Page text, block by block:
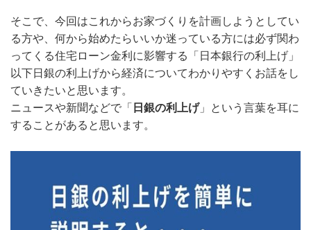
そこで、今回はこれからお家づくりを計画しようとしてい
る方や、何から始めたらいいか迷っている方には必ず関わ
ってくる住宅ローン金利に影響する「日本銀行の利上げ」
以下日銀の利上げから経済についてわかりやすくお話をし
ていきたいと思います。
ニュースや新聞などで「 日銀の利上げ」という言葉を耳に
することがあると思います。